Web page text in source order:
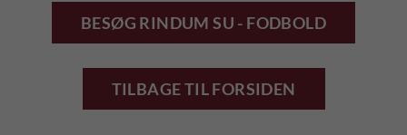
BESØG RINDUM SU - FODBOLD
TILBAGE TIL FORSIDEN